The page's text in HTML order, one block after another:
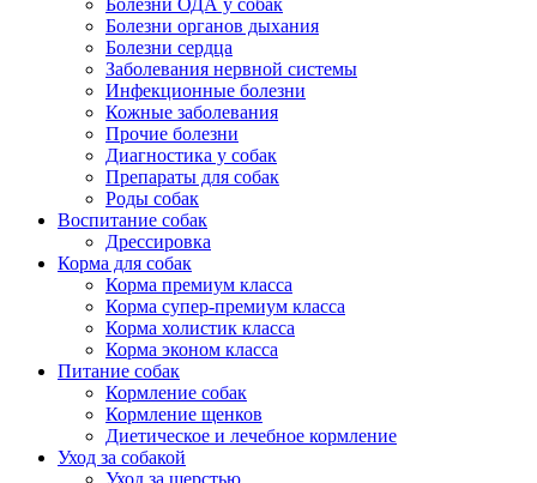
Болезни ОДА у собак
Болезни органов дыхания
Болезни сердца
Заболевания нервной системы
Инфекционные болезни
Кожные заболевания
Прочие болезни
Диагностика у собак
Препараты для собак
Роды собак
Воспитание собак
Дрессировка
Корма для собак
Корма премиум класса
Корма супер-премиум класса
Корма холистик класса
Корма эконом класса
Питание собак
Кормление собак
Кормление щенков
Диетическое и лечебное кормление
Уход за собакой
Уход за шерстью